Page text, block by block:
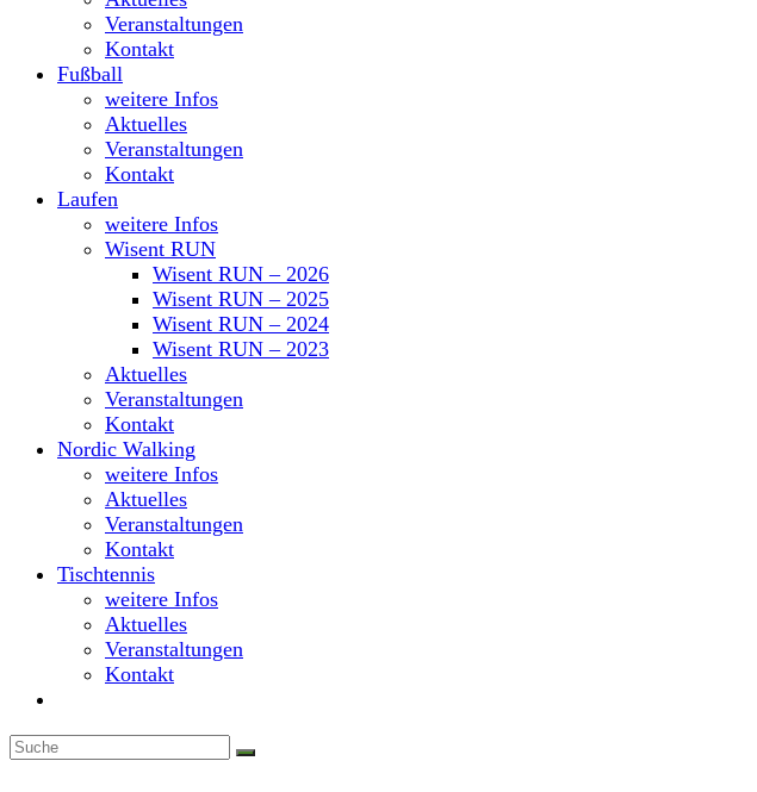
Veranstaltungen
Kontakt
Fußball
weitere Infos
Aktuelles
Veranstaltungen
Kontakt
Laufen
weitere Infos
Wisent RUN
Wisent RUN – 2026
Wisent RUN – 2025
Wisent RUN – 2024
Wisent RUN – 2023
Aktuelles
Veranstaltungen
Kontakt
Nordic Walking
weitere Infos
Aktuelles
Veranstaltungen
Kontakt
Tischtennis
weitere Infos
Aktuelles
Veranstaltungen
Kontakt